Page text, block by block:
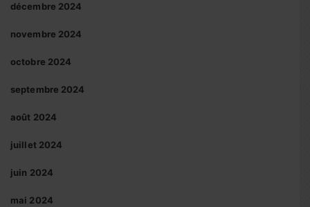
décembre 2024
novembre 2024
octobre 2024
septembre 2024
août 2024
juillet 2024
juin 2024
mai 2024